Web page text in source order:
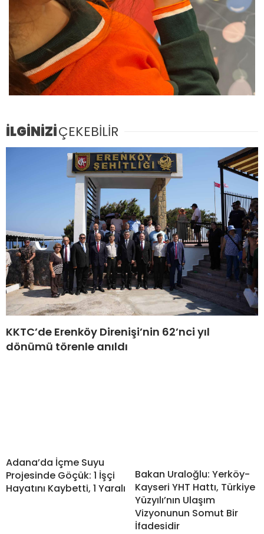
İLGİNİZİÇEKEBİLİR
KKTC’de Erenköy Direnişi’nin 62’nci yıl
dönümü törenle anıldı
Adana’da İçme Suyu
Projesinde Göçük: 1 İşçi
Hayatını Kaybetti, 1 Yaralı
Bakan Uraloğlu: Yerköy-
Kayseri YHT Hattı, Türkiye
Yüzyılı’nın Ulaşım
Vizyonunun Somut Bir
İfadesidir